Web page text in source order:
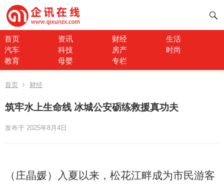
首页 资讯 财经
生活
汽车
科技 房产
时尚
教育
母婴 专栏
首页 财经
筑牢水上生命线 冰城公安砺练救援真功夫
发布于 2025年8月4日
（庄晶媛）
入夏以来，松花江畔成为市民游客